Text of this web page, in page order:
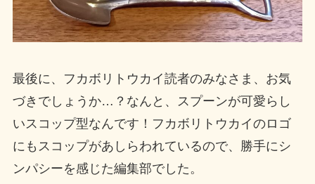
最後に、フカボリトウカイ読者のみなさま、お気
づきでしょうか…？なんと、スプーンが可愛らし
いスコップ型なんです！フカボリトウカイのロゴ
にもスコップがあしらわれているので、勝手にシ
ンパシーを感じた編集部でした。